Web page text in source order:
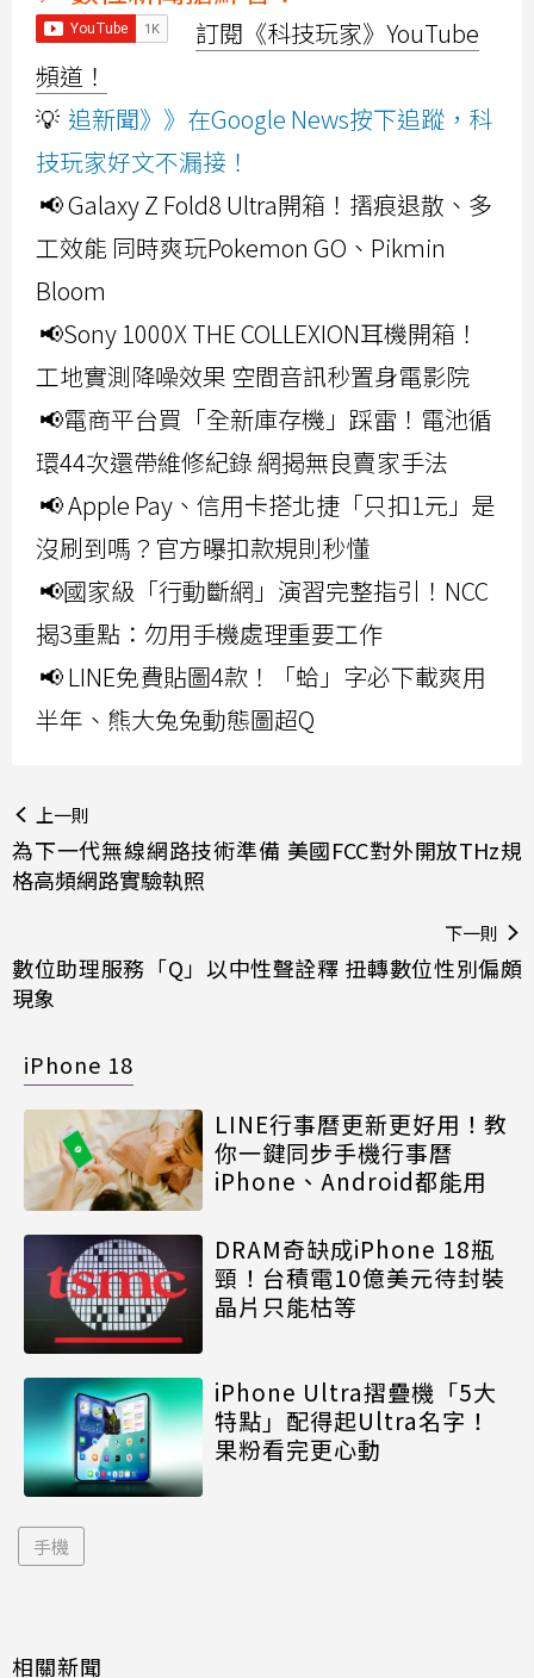
訂閱《科技玩家》YouTube
頻道！
💡 追新聞》》在Google News按下追蹤，科
技玩家好文不漏接！
📢 Galaxy Z Fold8 Ultra開箱！摺痕退散、多
工效能 同時爽玩Pokemon GO、Pikmin
Bloom
📢Sony 1000X THE COLLEXION耳機開箱！
工地實測降噪效果 空間音訊秒置身電影院
📢電商平台買「全新庫存機」踩雷！電池循
環44次還帶維修紀錄 網揭無良賣家手法
📢 Apple Pay、信用卡搭北捷「只扣1元」是
沒刷到嗎？官方曝扣款規則秒懂
📢國家級「行動斷網」演習完整指引！NCC
揭3重點：勿用手機處理重要工作
📢 LINE免費貼圖4款！「蛤」字必下載爽用
半年、熊大兔兔動態圖超Q
上一則
為下一代無線網路技術準備 美國FCC對外開放THz規
格高頻網路實驗執照
下一則
數位助理服務「Q」以中性聲詮釋 扭轉數位性別偏頗
現象
iPhone 18
LINE行事曆更新更好用！教
你一鍵同步手機行事曆
iPhone、Android都能用
DRAM奇缺成iPhone 18瓶
頸！台積電10億美元待封裝
晶片只能枯等
iPhone Ultra摺疊機「5大
特點」配得起Ultra名字！
果粉看完更心動
手機
相關新聞